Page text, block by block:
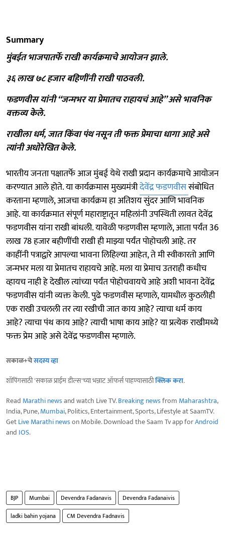
Summary
मुंबईत भाजपातर्फे राखी कार्यक्रमाचे आयोजन झाले.
३६ लाख ७८ हजार बहिणींनी राखी पाठवली.
फडणवीस यांनी “जन्मभर या प्रेमातच राहायचं आहे” असे भावनिक
वक्तव्य केले.
राखीला धर्म, जात किंवा पंथ नसून ती फक्त प्रेमाचा धागा आहे असे
त्यांनी अधोरेखित केले.
भारतीय जनता पक्षातर्फे आज मुंबई येथे राखी प्रदान कार्यक्रमाचे आयोजन
करण्यात आले होते. या कार्यक्रमास मुख्यमंत्रीदेवेंद्र फडणवीससंबोधित
करताना म्हणाले, आजचा कार्यक्रम हा अतिशय सुंदर आणि भावनिक
आहे. या कार्यक्रमात संपूर्ण महाराष्ट्रातून महिलांनी उपस्थिती लावत देवेंद्र
फडणवीस यांना राखी बांधली. यावेळी फडणवीस म्हणाले, आता पर्यंत 36
लाख 78 हजार बहीणींची राखी ही माझ्या पर्यंत पोहोचली आहे. तर
काहींनी पत्राद्वारे आपल्या भावना लिहिल्या आहेत, ते मी स्वीकारतो आणि
जन्मभर मला या प्रेमातच राहायचे आहे. मला या प्रेमाच उतराही कधीच
व्हायच नाही हे देखील त्यांच्या पर्यंत पोहोचवायचे आहे अशी भावना देवेंद्र
फडणवीस यांनी व्यक्त केली. पुढे फडणवीस म्हणाले, यामधील कुठलीही
एक राखी उचलली तर त्या रखीची जात काय आहे? त्याचा धर्म काय
आहे? त्याचा पंथ काय आहे? त्याची भाषा काय आहे? या प्रत्येक राखीमध्ये
फक्त प्रेम आहे असे देवेंद्र फडणवीस म्हणाले.
सकाळ+चेसदस्य व्हा
शॉपिंगसाठी 'सकाळ प्राईम डील्स'च्या भन्नाट ऑफर्स पाहण्यासाठीक्लिक करा.
Read Marathi newsand watch Live TV.Breaking newsfrom Maharashtra,
India, Pune,Mumbai, Politics, Entertainment, Sports, Lifestyle at SaamTV.
GetLive Marathi newson Mobile. Download the Saam Tv app forAndroid
and IOS.
BJP Mumbai Devendra Fadanavis
Devendra Fadanaivis
ladki bahin yojana
CM Devendra Fadnavis